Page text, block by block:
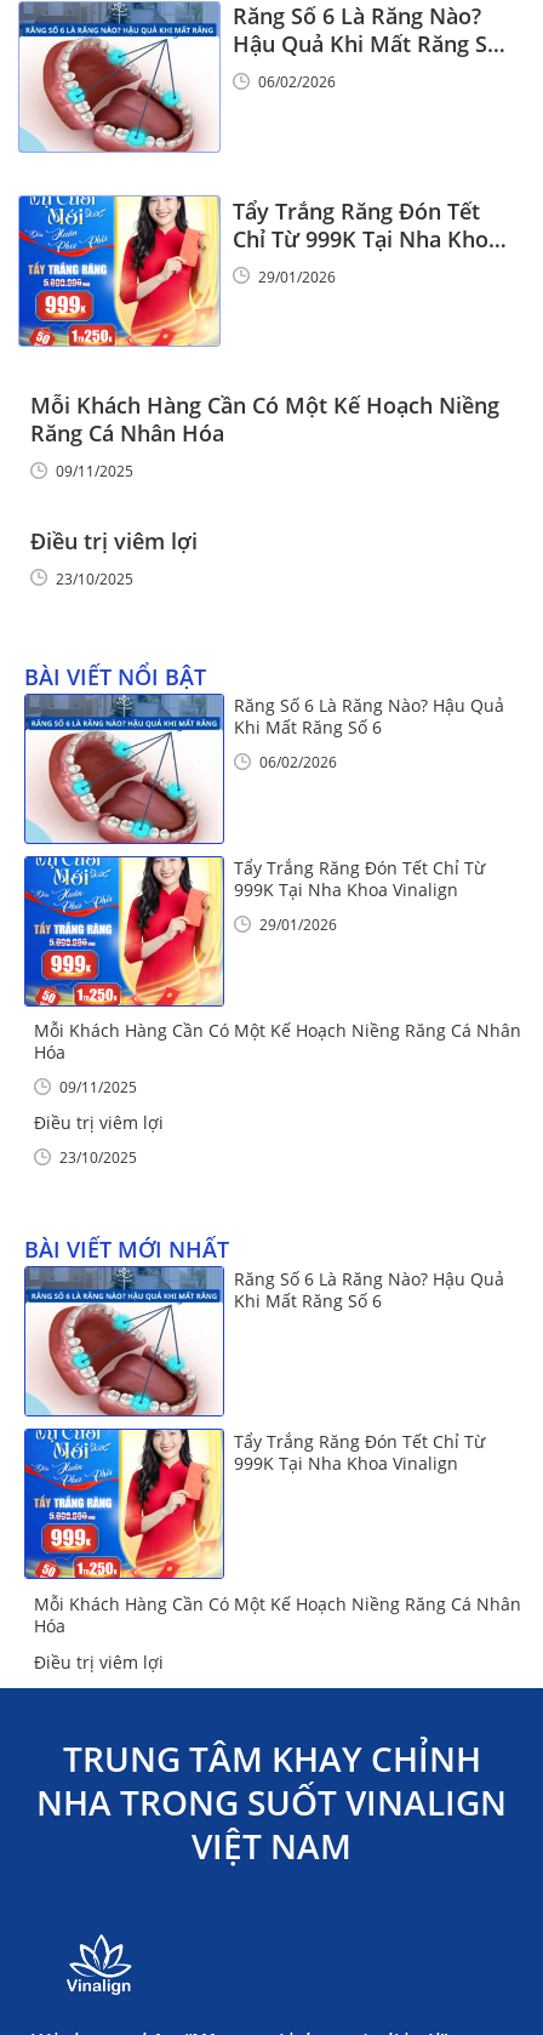
Răng Số 6 Là Răng Nào?
Hậu Quả Khi Mất Răng Số
6
06/02/2026
Tẩy Trắng Răng Đón Tết
Chỉ Từ 999K Tại Nha Khoa
Vinalign
29/01/2026
Mỗi Khách Hàng Cần Có Một Kế Hoạch Niềng
Răng Cá Nhân Hóa
09/11/2025
Điều trị viêm lợi
23/10/2025
BÀI VIẾT NỔI BẬT
Răng Số 6 Là Răng Nào? Hậu Quả
Khi Mất Răng Số 6
06/02/2026
Tẩy Trắng Răng Đón Tết Chỉ Từ
999K Tại Nha Khoa Vinalign
29/01/2026
Mỗi Khách Hàng Cần Có Một Kế Hoạch Niềng Răng Cá Nhân
Hóa
09/11/2025
Điều trị viêm lợi
23/10/2025
BÀI VIẾT MỚI NHẤT
Răng Số 6 Là Răng Nào? Hậu Quả
Khi Mất Răng Số 6
Tẩy Trắng Răng Đón Tết Chỉ Từ
999K Tại Nha Khoa Vinalign
Mỗi Khách Hàng Cần Có Một Kế Hoạch Niềng Răng Cá Nhân
Hóa
Điều trị viêm lợi
TRUNG TÂM KHAY CHỈNH
NHA TRONG SUỐT VINALIGN
VIỆT NAM